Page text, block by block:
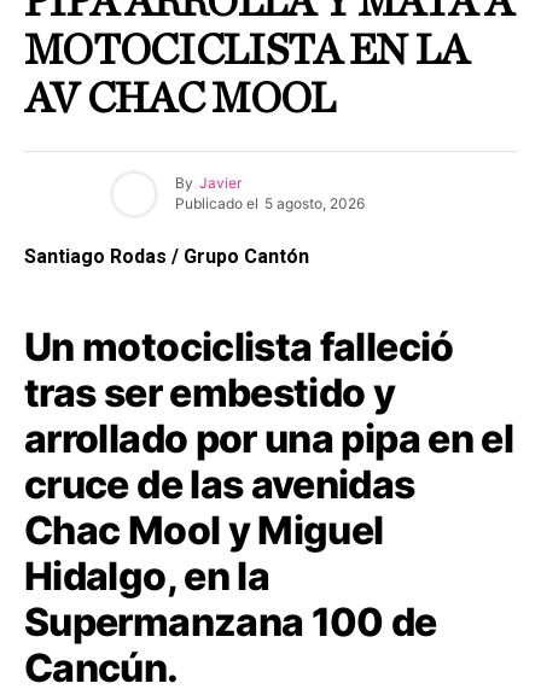
MOTOCICLISTA EN LA
AV CHAC MOOL
By Javier
Publicado el 5 agosto, 2026
Santiago Rodas / Grupo Cantón
Un motociclista falleció
tras ser embestido y
arrollado por una pipa en el
cruce de las avenidas
Chac Mool y Miguel
Hidalgo, en la
Supermanzana 100 de
Cancún.